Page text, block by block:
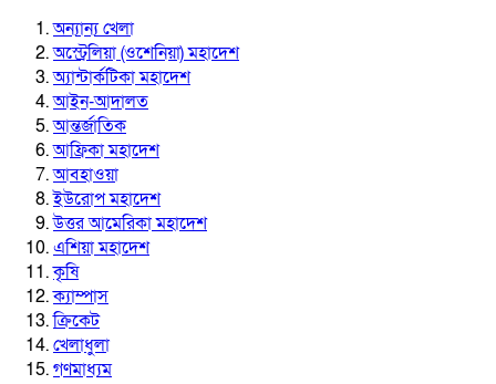
অন্যান্য খেলা
অস্ট্রেলিয়া (ওশেনিয়া) মহাদেশ
অ্যান্টার্কটিকা মহাদেশ
আইন-আদালত
আন্তর্জাতিক
আফ্রিকা মহাদেশ
আবহাওয়া
ইউরোপ মহাদেশ
উত্তর আমেরিকা মহাদেশ
এশিয়া মহাদেশ
কৃষি
ক্যাম্পাস
ক্রিকেট
খেলাধুলা
গণমাধ্যম